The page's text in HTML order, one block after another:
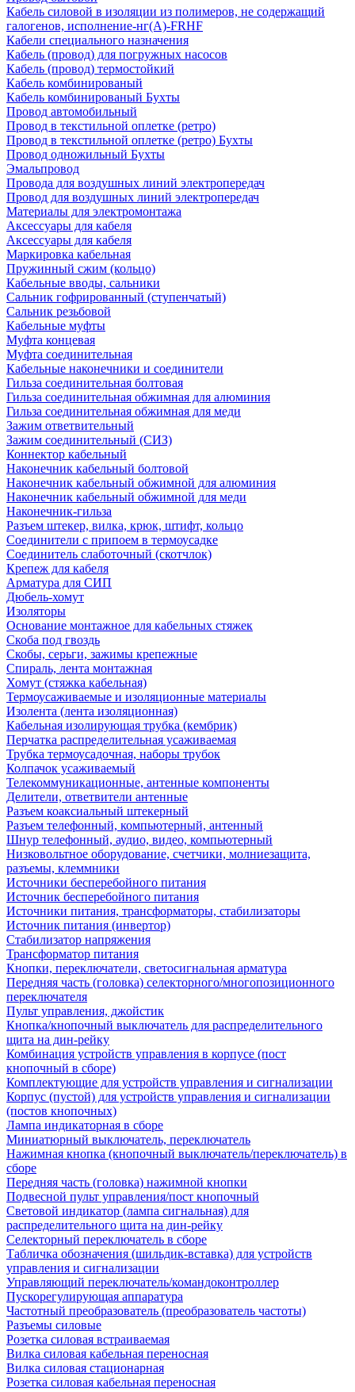
Кабель силовой в изоляции из полимеров, не содержащий
галогенов, исполнение-нг(А)-FRHF
Кабели специального назначения
Кабель (провод) для погружных насосов
Кабель (провод) термостойкий
Кабель комбинированый
Кабель комбинированый Бухты
Провод автомобильный
Провод в текстильной оплетке (ретро)
Провод в текстильной оплетке (ретро) Бухты
Провод одножильный Бухты
Эмальпровод
Провода для воздушных линий электропередач
Провод для воздушных линий электропередач
Материалы для электромонтажа
Аксессуары для кабеля
Аксессуары для кабеля
Маркировка кабельная
Пружинный сжим (кольцо)
Кабельные вводы, сальники
Сальник гофрированный (ступенчатый)
Сальник резьбовой
Кабельные муфты
Муфта концевая
Муфта соединительная
Кабельные наконечники и соединители
Гильза соединительная болтовая
Гильза соединительная обжимная для алюминия
Гильза соединительная обжимная для меди
Зажим ответвительный
Зажим соединительный (СИЗ)
Коннектор кабельный
Наконечник кабельный болтовой
Наконечник кабельный обжимной для алюминия
Наконечник кабельный обжимной для меди
Наконечник-гильза
Разъем штекер, вилка, крюк, штифт, кольцо
Соединители с припоем в термоусадке
Соединитель слаботочный (скотчлок)
Крепеж для кабеля
Арматура для СИП
Дюбель-хомут
Изоляторы
Основание монтажное для кабельных стяжек
Скоба под гвоздь
Скобы, серьги, зажимы крепежные
Спираль, лента монтажная
Хомут (стяжка кабельная)
Термоусаживаемые и изоляционные материалы
Изолента (лента изоляционная)
Кабельная изолирующая трубка (кембрик)
Перчатка распределительная усаживаемая
Трубка термоусадочная, наборы трубок
Колпачок усаживаемый
Телекоммуникационные, антенные компоненты
Делители, ответвители антенные
Разъем коаксиальный штекерный
Разъем телефонный, компьютерный, антенный
Шнур телефонный, аудио, видео, компьютерный
Низковольтное оборудование, счетчики, молниезащита,
разъемы, клеммники
Источники бесперебойного питания
Источник бесперебойного питания
Источники питания, трансформаторы, стабилизаторы
Источник питания (инвертор)
Стабилизатор напряжения
Трансформатор питания
Кнопки, переключатели, светосигнальная арматура
Передняя часть (головка) селекторного/многопозиционного
переключателя
Пульт управления, джойстик
Кнопка/кнопочный выключатель для распределительного
щита на дин-рейку
Комбинация устройств управления в корпусе (пост
кнопочный в сборе)
Комплектующие для устройств управления и сигнализации
Корпус (пустой) для устройств управления и сигнализации
(постов кнопочных)
Лампа индикаторная в сборе
Миниатюрный выключатель, переключатель
Нажимная кнопка (кнопочный выключатель/переключатель) в
сборе
Передняя часть (головка) нажимной кнопки
Подвесной пульт управления/пост кнопочный
Световой индикатор (лампа сигнальная) для
распределительного щита на дин-рейку
Селекторный переключатель в сборе
Табличка обозначения (шильдик-вставка) для устройств
управления и сигнализации
Управляющий переключатель/командоконтроллер
Пускорегулирующая аппаратура
Частотный преобразователь (преобразователь частоты)
Разъемы силовые
Розетка силовая встраиваемая
Вилка силовая кабельная переносная
Вилка силовая стационарная
Розетка силовая кабельная переносная